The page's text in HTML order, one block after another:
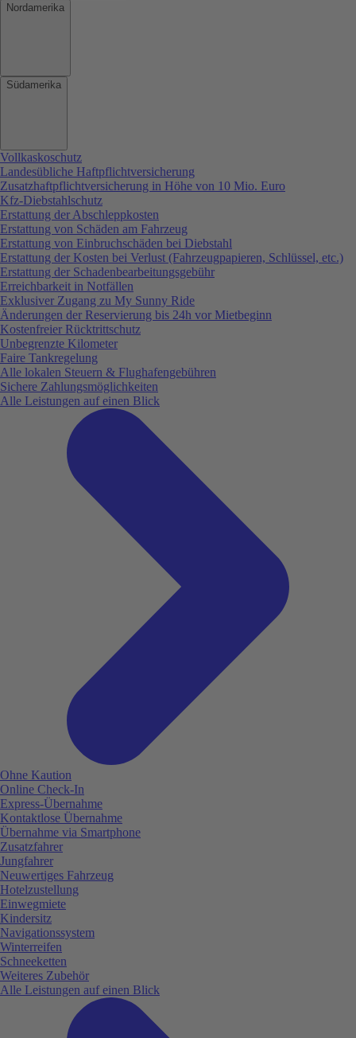
Nordamerika
Südamerika
Vollkaskoschutz
Landesübliche Haftpflichtversicherung
Zusatzhaftpflichtversicherung in Höhe von 10 Mio. Euro
Kfz-Diebstahlschutz
Erstattung der Abschleppkosten
Erstattung von Schäden am Fahrzeug
Erstattung von Einbruchschäden bei Diebstahl
Erstattung der Kosten bei Verlust (Fahrzeugpapieren, Schlüssel, etc.)
Erstattung der Schadenbearbeitungsgebühr
Erreichbarkeit in Notfällen
Exklusiver Zugang zu My Sunny Ride
Änderungen der Reservierung bis 24h vor Mietbeginn
Kostenfreier Rücktrittschutz
Unbegrenzte Kilometer
Faire Tankregelung
Alle lokalen Steuern & Flughafengebühren
Sichere Zahlungsmöglichkeiten
Alle Leistungen auf einen Blick
Ohne Kaution
Online Check-In
Express-Übernahme
Kontaktlose Übernahme
Übernahme via Smartphone
Zusatzfahrer
Jungfahrer
Neuwertiges Fahrzeug
Hotelzustellung
Einwegmiete
Kindersitz
Navigationssystem
Winterreifen
Schneeketten
Weiteres Zubehör
Alle Leistungen auf einen Blick